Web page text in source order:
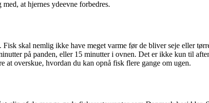
at hjernes ydeevne forbedres.
skal nemlig ikke have meget varme før de bliver seje eller
på panden, eller 15 minutter i ovnen. Det er ikke kun til
at overskue, hvordan du kan opnå fisk flere gange om ugen.